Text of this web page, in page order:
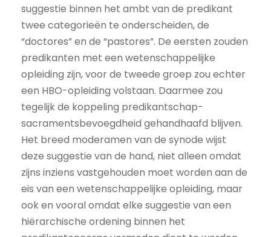
suggestie binnen het ambt van de predikant
twee categorieën te onderscheiden, de
“doctores” en de “pastores”. De eersten zouden
predikanten met een wetenschappelijke
opleiding zijn, voor de tweede groep zou echter
een HBO-opleiding volstaan. Daarmee zou
tegelijk de koppeling predikantschap-
sacramentsbevoegdheid gehandhaafd blijven.
Het breed moderamen van de synode wijst
deze suggestie van de hand, niet alleen omdat
zijns inziens vastgehouden moet worden aan de
eis van een wetenschappelijke opleiding, maar
ook en vooral omdat elke suggestie van een
hiërarchische ordening binnen het